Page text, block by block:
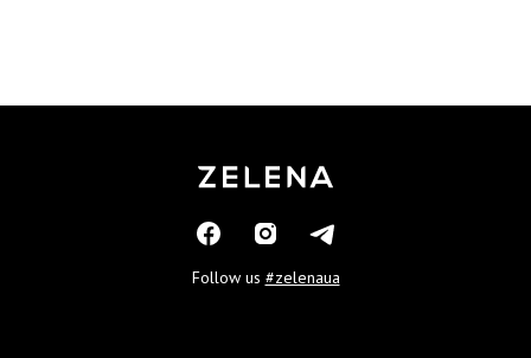
Follow us #zelenaua